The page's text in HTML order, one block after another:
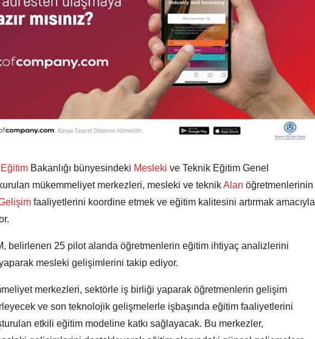
Eğitim Bakanlığı bünyesindeki Mesleki ve Teknik Eğitim Genel
mükemmeliyet merkezleri, mesleki ve teknikAlan öğretmenlerinin
faaliyetlerini koordine etmek ve eğitim kalitesini artırmak amacıyla
belirlenen 25 pilot alanda öğretmenlerin eğitim ihtiyaç analizlerini
mesleki gelişimlerini takip ediyor.
merkezleri, sektörle iş birliği yaparak öğretmenlerin gelişim
ve son teknolojik gelişmelerle işbaşında eğitim faaliyetlerini
etkili eğitim modeline katkı sağlayacak. Bu merkezler,